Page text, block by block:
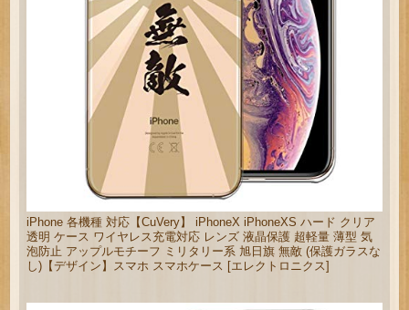
iPhone 各機種 対応【CuVery】 iPhoneX iPhoneXS ハード クリア
透明 ケース ワイヤレス充電対応 レンズ 液晶保護 超軽量 薄型 気
泡防止 アップルモチーフ ミリタリー系 旭日旗 無敵 (保護ガラスな
し)【デザイン】スマホ スマホケース [エレクトロニクス]